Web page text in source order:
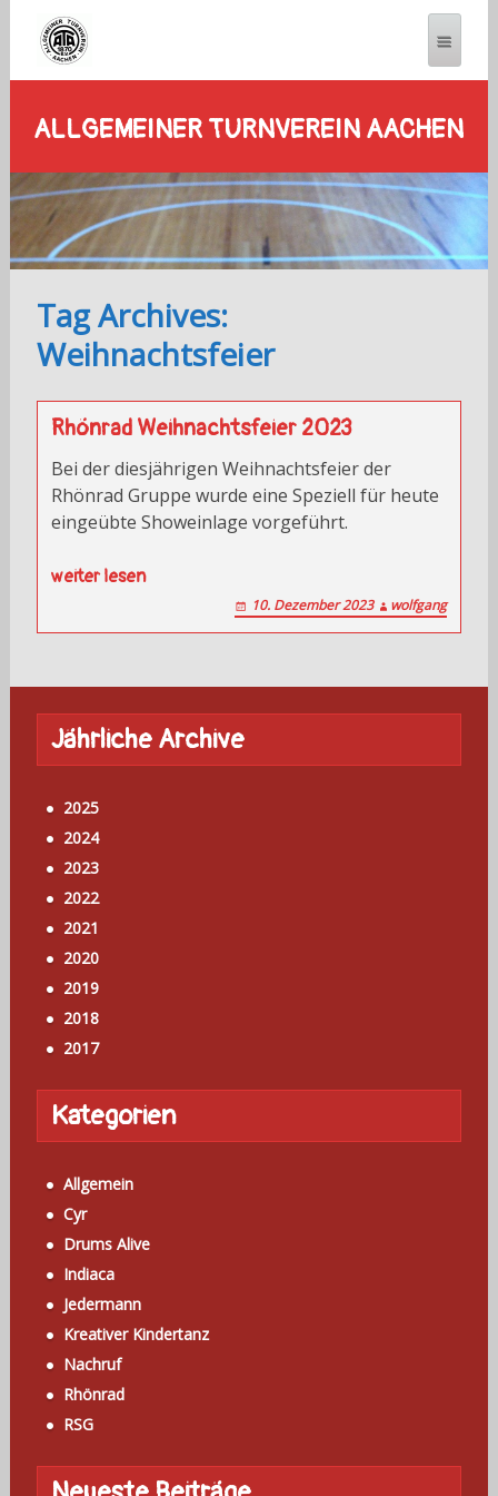
ALLGEMEINER TURNVEREIN AACHEN
Tag Archives:
Weihnachtsfeier
Rhönrad Weihnachtsfeier 2023
Bei der diesjährigen Weihnachtsfeier der
Rhönrad Gruppe wurde eine Speziell für heute
eingeübte Showeinlage vorgeführt.
weiter lesen
10. Dezember 2023 wolfgang
Jährliche Archive
2025
2024
2023
2022
2021
2020
2019
2018
2017
Kategorien
Allgemein
Cyr
Drums Alive
Indiaca
Jedermann
Kreativer Kindertanz
Nachruf
Rhönrad
RSG